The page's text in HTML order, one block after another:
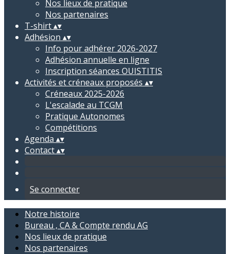
Nos lieux de pratique
Nos partenaires
T-shirt▴▾
Adhésion ▴▾
Info pour adhérer 2026-2027
Adhésion annuelle en ligne
Inscription séances OUISTITIS
Activités et créneaux proposés ▴▾
Créneaux 2025-2026
L'escalade au TCGM
Pratique Autonomes
Compétitions
Agenda ▴▾
Contact▴▾
Se connecter
Notre histoire
Bureau , CA & Compte rendu AG
Nos lieux de pratique
Nos partenaires